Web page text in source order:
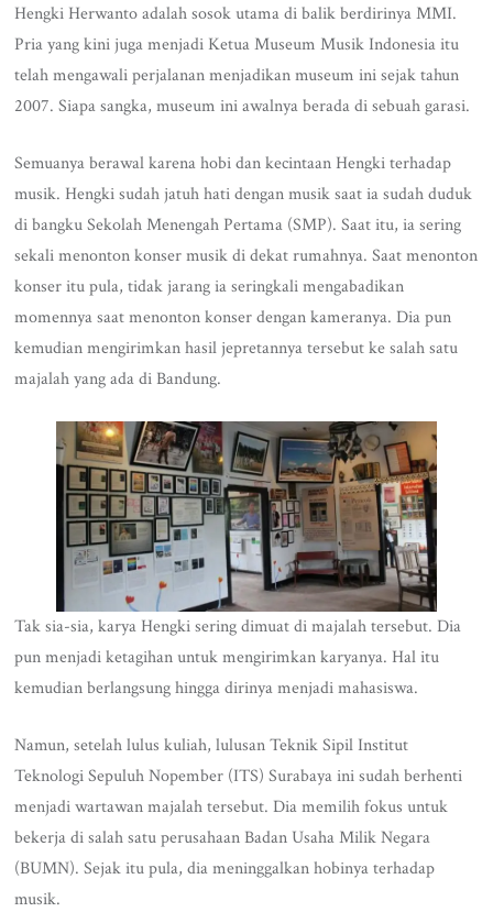
Hengki Herwanto adalah sosok utama di balik berdirinya MMI.
Pria yang kini juga menjadi Ketua Museum Musik Indonesia itu
telah mengawali perjalanan menjadikan museum ini sejak tahun
2007. Siapa sangka, museum ini awalnya berada di sebuah garasi.
Semuanya berawal karena hobi dan kecintaan Hengki terhadap
musik. Hengki sudah jatuh hati dengan musik saat ia sudah duduk
di bangku Sekolah Menengah Pertama (SMP). Saat itu, ia sering
sekali menonton konser musik di dekat rumahnya. Saat menonton
konser itu pula, tidak jarang ia seringkali mengabadikan
momennya saat menonton konser dengan kameranya. Dia pun
kemudian mengirimkan hasil jepretannya tersebut ke salah satu
majalah yang ada di Bandung.
Tak sia-sia, karya Hengki sering dimuat di majalah tersebut. Dia
pun menjadi ketagihan untuk mengirimkan karyanya. Hal itu
kemudian berlangsung hingga dirinya menjadi mahasiswa.
Namun, setelah lulus kuliah, lulusan Teknik Sipil Institut
Teknologi Sepuluh Nopember (ITS) Surabaya ini sudah berhenti
menjadi wartawan majalah tersebut. Dia memilih fokus untuk
bekerja di salah satu perusahaan Badan Usaha Milik Negara
(BUMN). Sejak itu pula, dia meninggalkan hobinya terhadap
musik.